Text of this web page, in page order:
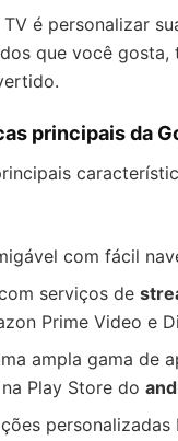
é personalizar
que você gosta,
principais da
com fácil
serviços de
Prime Video e
ampla gama de
Play Store do
personalizadas